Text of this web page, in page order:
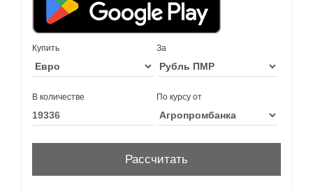
Купить За
В количестве По курсу от